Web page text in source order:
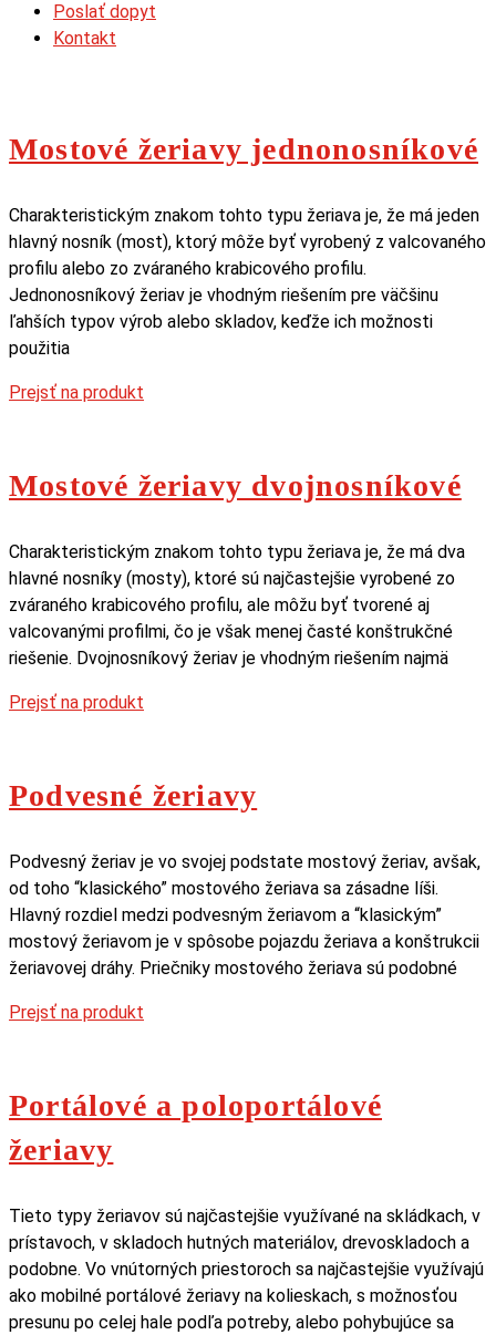
Poslať dopyt
Kontakt
Mostové žeriavy jednonosníkové
Charakteristickým znakom tohto typu žeriava je, že má jeden
hlavný nosník (most), ktorý môže byť vyrobený z valcovaného
profilu alebo zo zváraného krabicového profilu.
Jednonosníkový žeriav je vhodným riešením pre väčšinu
ľahších typov výrob alebo skladov, keďže ich možnosti
použitia
Prejsť na produkt
Mostové žeriavy dvojnosníkové
Charakteristickým znakom tohto typu žeriava je, že má dva
hlavné nosníky (mosty), ktoré sú najčastejšie vyrobené zo
zváraného krabicového profilu, ale môžu byť tvorené aj
valcovanými profilmi, čo je však menej časté konštrukčné
riešenie. Dvojnosníkový žeriav je vhodným riešením najmä
Prejsť na produkt
Podvesné žeriavy
Podvesný žeriav je vo svojej podstate mostový žeriav, avšak,
od toho “klasického” mostového žeriava sa zásadne líši.
Hlavný rozdiel medzi podvesným žeriavom a “klasickým”
mostový žeriavom je v spôsobe pojazdu žeriava a konštrukcii
žeriavovej dráhy. Priečniky mostového žeriava sú podobné
Prejsť na produkt
Portálové a poloportálové
žeriavy
Tieto typy žeriavov sú najčastejšie využívané na skládkach, v
prístavoch, v skladoch hutných materiálov, drevoskladoch a
podobne. Vo vnútorných priestoroch sa najčastejšie využívajú
ako mobilné portálové žeriavy na kolieskach, s možnosťou
presunu po celej hale podľa potreby, alebo pohybujúce sa